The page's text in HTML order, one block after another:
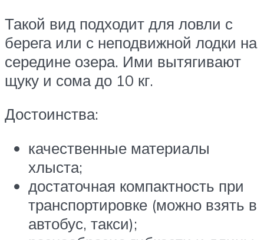
Такой вид подходит для ловли с
берега или с неподвижной лодки на
середине озера. Ими вытягивают
щуку и сома до 10 кг.
Достоинства:
качественные материалы
хлыста;
достаточная компактность при
транспортировке (можно взять в
автобус, такси);